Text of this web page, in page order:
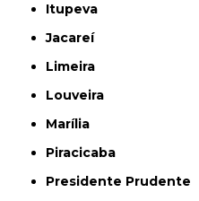
Itupeva
Jacareí
Limeira
Louveira
Marília
Piracicaba
Presidente Prudente